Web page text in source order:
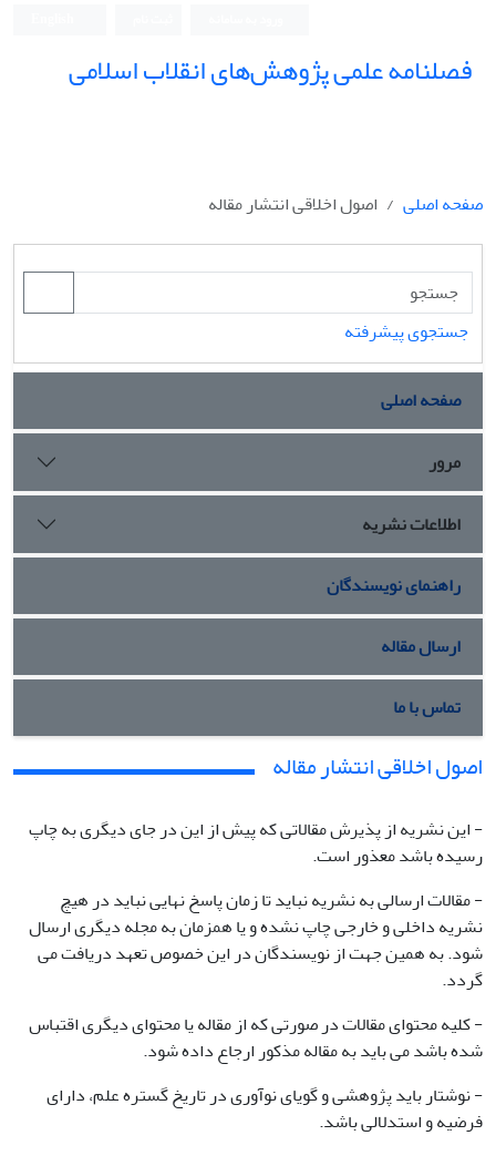
فصلنامه علمی پژوهش‌های انقلاب اسلامی
صفحه اصلی اصول اخلاقی انتشار مقاله
جستجوی پیشرفته
صفحه اصلی
مرور
اطلاعات نشریه
راهنمای نویسندگان
ارسال مقاله
تماس با ما
اصول اخلاقی انتشار مقاله
- این نشریه از پذیرش مقالاتی که پیش از این در جای دیگری به چاپ
رسیده باشد معذور است.
- مقالات ارسالی به نشریه نباید تا زمان پاسخ نهایی نباید در هیچ
نشریه داخلی و خارجی چاپ نشده و یا همزمان به مجله دیگری ارسال
شود. به همین جهت از نویسندگان در این خصوص تعهد دریافت می
گردد.
- کلیه محتوای مقالات در صورتی که از مقاله یا محتوای دیگری اقتباس
شده باشد می باید به مقاله مذکور ارجاع داده شود.
- نوشتار باید پژوهشی و گویای نوآوری در تاریخ گستره علم، دارای
فرضیه و استدلالی باشد.